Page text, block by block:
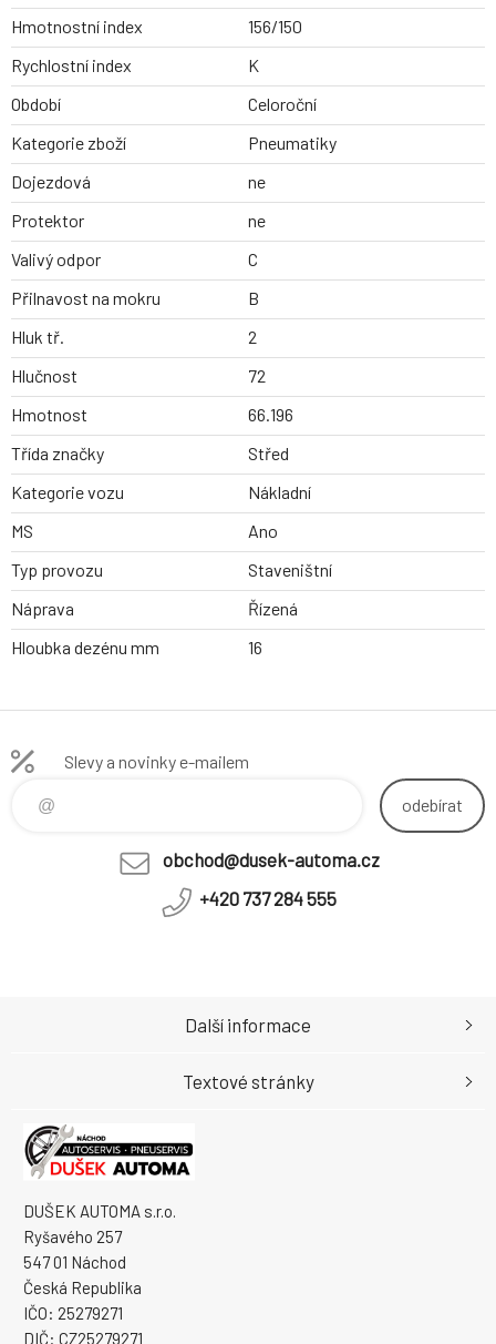
Hmotnostní index
156/150
Rychlostní index
K
Období
Celoroční
Kategorie zboží
Pneumatiky
Dojezdová
ne
Protektor
ne
Valivý odpor
C
Přilnavost na mokru
B
Hluk tř.
2
Hlučnost
72
Hmotnost
66.196
Třída značky
Střed
Kategorie vozu
Nákladní
MS
Ano
Typ provozu
Staveništní
Náprava
Řízená
Hloubka dezénu mm
16
Slevy a novinky e-mailem
odebírat
obchod@dusek-automa.cz
+420 737 284 555
DUŠEK AUTOMA s.r.o.
Ryšavého 257
547 01 Náchod
Česká Republika
IČO: 25279271
DIČ: CZ25279271
Další informace
Textové stránky